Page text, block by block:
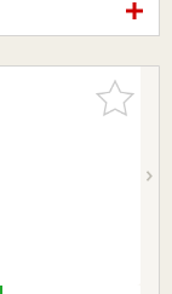
お気に入
りに追加